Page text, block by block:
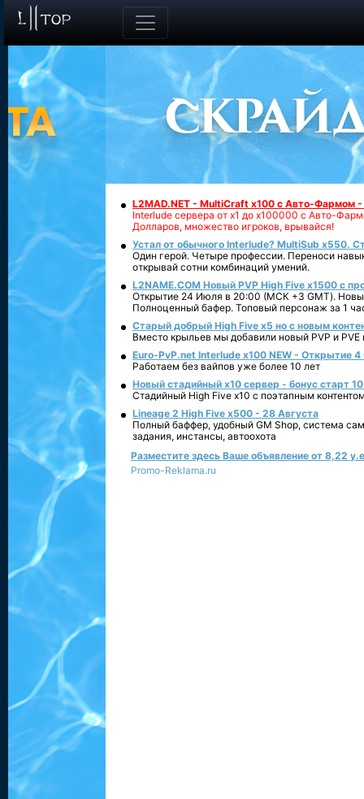
L2MAD.NET - MultiCraft x100 с Авто-Фармом
Interlude сервера от х1 до х100000 с Авто-
Долларов, множество игроков, врывайся!
Устал от обычного Interlude? MultiSub x550.
Один герой. Четыре профессии. Переноси
открывай сотни комбинаций умений.
L2NAME.COM Новый PVP High Five x1500 с
Открытие 24 Июля в 20:00 (МСК +3 GMT).
Полноценный бафер. Топовый персонаж за 1
Старый добрый High Five x5 но с новым
Вместо крыльев мы добавили новый PVP и PVE
Euro-PvP.net Interlude х100 NEW - Открытие 4
Работаем без вайпов уже более 10 лет
Новый стадийный х10 сервер - бонус старт
Стадийный High Five x10 с поэтапным
Lineage 2 High Five x500 - 28 Августа
Полный баффер, удобный GM Shop, система
задания, инстансы, автоохота
Разместите здесь Ваше объявление от 8,22
Promo-Reklama.ru